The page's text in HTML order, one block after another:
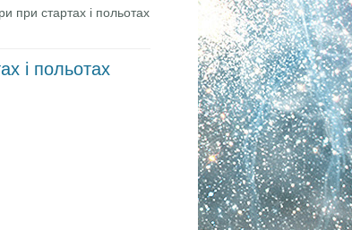
при стартах і польотах
і польотах